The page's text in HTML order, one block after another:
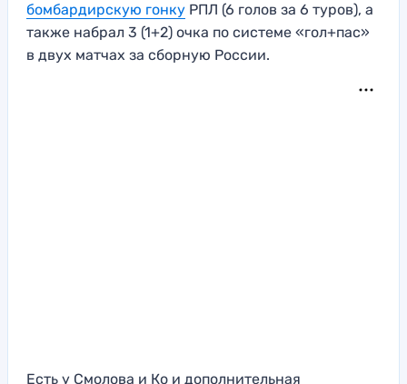
бомбардирскую гонку РПЛ (6 голов за 6 туров), а
также набрал 3 (1+2) очка по системе «гол+пас»
в двух матчах за сборную России.
Есть у Смолова и Ко и дополнительная